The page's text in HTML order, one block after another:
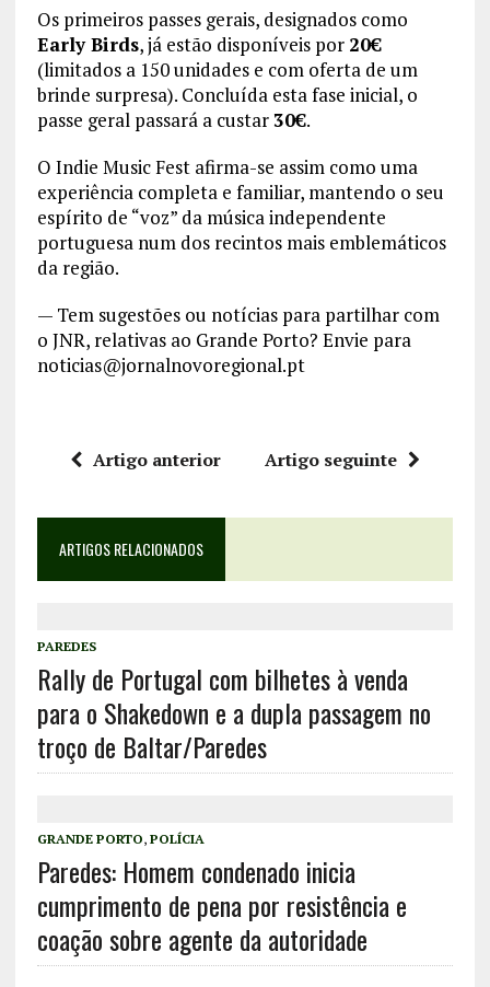
Os primeiros passes gerais, designados como
Early Birds, já estão disponíveis por 20€
(limitados a 150 unidades e com oferta de um
brinde surpresa). Concluída esta fase inicial, o
passe geral passará a custar30€.
O Indie Music Fest afirma-se assim como uma
experiência completa e familiar, mantendo o seu
espírito de “voz” da música independente
portuguesa num dos recintos mais emblemáticos
da região.
— Tem sugestões ou notícias para partilhar com
o JNR, relativas ao Grande Porto? Envie para
noticias@jornalnovoregional.pt
Artigo anterior Artigo seguinte
ARTIGOS RELACIONADOS
PAREDES
Rally de Portugal com bilhetes à venda
para o Shakedown e a dupla passagem no
troço de Baltar/Paredes
GRANDE PORTO, POLÍCIA
Paredes: Homem condenado inicia
cumprimento de pena por resistência e
coação sobre agente da autoridade